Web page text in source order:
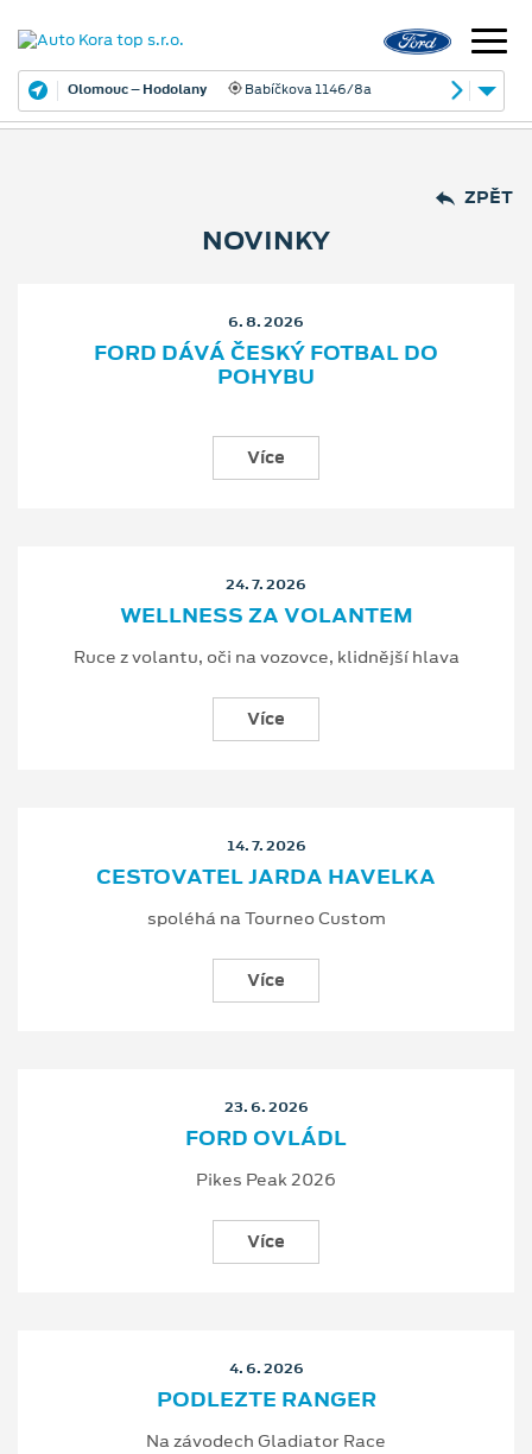
Olomouc – Hodolany Babíčkova 1146/8a
ZPĚT
NOVINKY
6. 8. 2026
FORD DÁVÁ ČESKÝ FOTBAL DO
POHYBU
Více
24. 7. 2026
WELLNESS ZA VOLANTEM
Ruce z volantu, oči na vozovce, klidnější hlava
Více
14. 7. 2026
CESTOVATEL JARDA HAVELKA
spoléhá na Tourneo Custom
Více
23. 6. 2026
FORD OVLÁDL
Pikes Peak 2026
Více
4. 6. 2026
PODLEZTE RANGER
Na závodech Gladiator Race